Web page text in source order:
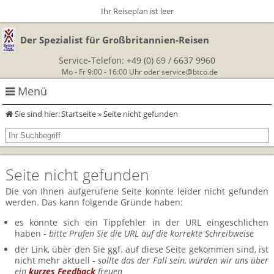
Der Spezialist für Großbritannien-Reisen
Service-Telefon: +49 (0) 69 / 6637 9960
Mo - Fr 9:00 - 16:00 Uhr oder service@btco.de
Menü
Rundreisen Großbritannien
Autorundreisen
Herzlich Willkommen
England
Schottland
Wales
Wanderurlaub
Geführte Wandertouren
Wandern in England
Wandern in Schottland
Themenreisen
Für Outlander‑Fans: inspiriert durch die Highland Saga
Gartenreisen England
BTCo
Sie sind hier:Startseite» Seite nicht gefunden
Ihr Reiseplan ist leer
Seite nicht gefunden
Die von Ihnen aufgerufene Seite konnte leider nicht gefunden
werden. Das kann folgende Gründe haben:
es könnte sich ein Tippfehler in der URL eingeschlichen
haben - bitte Prüfen Sie die URL auf die korrekte Schreibweise
der Link, über den Sie ggf. auf diese Seite gekommen sind, ist
nicht mehr aktuell -sollte das der Fall sein, würden wir uns über
ein kurzes Feedbackfreuen